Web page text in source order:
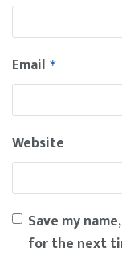
Email *
Website
Save my
for the next